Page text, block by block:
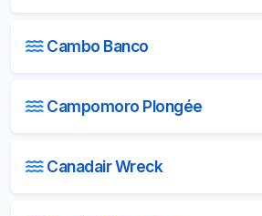
Cambo Banco
Campomoro Plongée
Canadair Wreck